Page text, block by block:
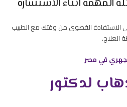
المهمة أثناء الاستشارة
الاستفادة القصوى من وقتك مع الطبيب
في مصر
لدكتور